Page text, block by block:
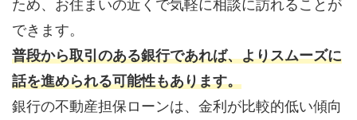
ため、お住まいの近くで気軽に相談に訪れることが
できます。
普段から取引のある銀行であれば、よりスムーズに
話を進められる可能性もあります。
銀行の不動産担保ローンは、金利が比較的低い傾向